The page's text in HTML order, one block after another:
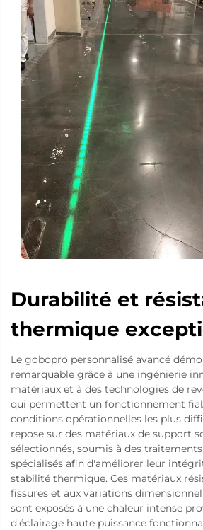
Durabilité et
thermique
Le gobopro personnalisé avancé
remarquable grâce à une ingénierie
matériaux et à des technologies de
qui permettent un fonctionnement
conditions opérationnelles les plus
repose sur des matériaux de support
sélectionnés, soumis à des
spécialisés afin d'améliorer leur
stabilité thermique. Ces matériaux
fissures et aux variations
sont exposés à une chaleur intense
d'éclairage haute puissance